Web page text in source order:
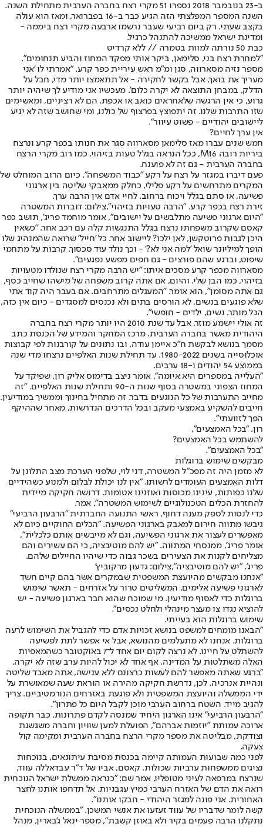
ב-23 בנובמבר 2018 נספרו 51 מקרי רצח בחברה הערבית מתחילת השנה.
השנה המספר המפלצתי הזה הגיע כבר ב-16 בפברואר, ומאז הוא עולה
בקצב שעתי. רק ביום רביעי שעבר נרשמו ארבעה מקרי רצח ביממה -
ומדינת ישראל ממשיכה להתנהל כרגיל.
כבת 50 נורתה למוות בטמרה // ללא קרדיט
"למחרת רצח בני, סלימאן, ביקר אותי מפקד המחוז והביע תנחומים",
מספר נזיה מסארווה, סגן ומ"מ ראש עיריית כפר קרע. "אמרתי לו 'אני
מעריך את בואך, אבל בקשר לחקירה - אל תתאמצו יותר מדי, חבל על
הדלק, במבחן התוצאה לא יקרה כלום'. מעכשיו אני מודיע לך שיהיה יותר
גרוע, כי אין הרגשה שלאחראים כואב או אכפת. הם לא רציניים, ומאשימים
שזו התרבות שלנו. זה יתפוצץ בפרצוף של כולנו, ומי שחושב שזה לא יגיע
ליישובים יהודיים - פשוט עיוור".
אין ערך לחיים?
חמש שנים עברו מאז סלימאן מסארווה סגר את חנותו בכפר קרע ונרצח
ביריות רובה M16, ככל הנראה בגלל טעות בזיהוי. כמו רוב מקרי הרצח
בחברה הערבית - גם זה לא פוענח.
פעם דיברו במגזר על רצח על רקע "כבוד המשפחה". כיום הרוב המוחלט של
המקרים מתרחשים על רקע פלילי, כחלק ממאבקי שליטה בין ארגוני
פשיעה, או סתם בגלל ויכוח ברחוב. לחיי אדם אין הרבה ערך.
זירת רצח בכפר קרע. "הרבה טעויות בזיהוי",צילום: דוברות המשטרה
"היום ארגוני פשיעה מתלבשים על יישובים", אומר מוחמד פריג', תושב כפר
קאסם שקרוב משפחתו נרצח בגלל התנגשות קלה עם רכב אחר. "כשאין
היכן לגבות פרוטקשן, לאן ילכו? ליישוב אחר. כל 'חייל' שרואה שהמנהיג שלו
הופך למיליונר שואל 'למה אני לא?' - וכך נולד עוד סכסוך. קרבות על מתחמי
שיפוט, וברגע שהם פורצים - גם חפים מפשע נפגעים".
מסארווה מכפר קרע מסכים איתו: "יש הרבה מקרי רצח שנולדו מטעויות
בזיהוי, כמו הבן שלי. והיום, אם אתה קרוב משפחה של מישהו שחייב כסף,
גם אתה מסומן", הוא אומר. "המעגלים מתרחבים. אם בעבר היה קוד אתי
שלא פוגעים בנשים, לא הורסים בתים ולא נכנסים למסגדים - כיום אין כזה,
הכל מותר. נשים, ילדים - חופשי".
זה אולי יישמע מוזר, אבל עד שנת 2010 היו יותר מקרי רצח בחברה
היהודית מאשר בחברה הערבית. מרכז המחקר והמידע של הכנסת כתב
מסמך בנושא לבקשת ח"כ איימן עודה, ובו נתונים על קורבנות לפי קבוצות
אוכלוסייה בשנים 1980-2022. עד תחילת שנות האלפיים נרצחו מדי שנה
בממוצע 54 יהודים ו-18 ערבים.
"העלייה במספרים היא איומה", אומר ניצב בדימוס אליק רון, שפיקד על
המחוז הצפוני במשטרה בסוף שנות ה-90 ותחילת שנות האלפיים. "זה
מחייב התערבות של כל הנוגעים בדבר. זה מתחיל בחינוך וממשיך במודיעין.
חייבים להשקיע באמצעי מעקב ובכל הדרכים הנדרשות, מאחר שההיקף
הפך לזוועתי".
רון. "בכל האמצעים",
להשתמש בכל האמצעים?
"בכל האמצעים".
מבקשים שימוש ברוגלות
לא מזמן היה זה מפכ"ל המשטרה, דני לוי, שלפני הערכת מצב התלונן על
דלות האמצעים העומדים לרשותו. "אין לנו יכולת לבלום ולמנוע כשהידיים
שלנו כפותות, עינינו מכוסות ואוזנינו אטומות. דרושה חקיקה מיידית
להחזרת הכלים הטכנולוגיים לשימוש המשטרה", אמר.
כדי לנסות לספק מענה דחוף, ראשי התנועה החברתית "הרבעון הרביעי"
גיבשו מתווה חירום למאבק בארגוני הפשיעה. "הכלים החוקיים כיום לא
מאפשרים לעצור את ארגוני הפשיעה, וגם לא מייבשים אותם כלכלית",
אומר פריג', ממנסחי המתווה. "יש להם מוטיבציה, כי הם עשירים והם
מצליחים לקנות את הצעירים בשכר גבוה כדי שיהיו החיילים שלהם.
פריג'. "יש להם מוטיבציה",צילום: גדעון מרקוביץ'
"אנחנו מבקשים מהיועצת המשפטית שבמקרים אשר בהם קיים חשד
לארגוני פשיעה אלימים, המשליטים טרור על אזרחים - תאשר שימוש
ברוגלות כדי לאסוף מודיעין. מי שמוכח שהוא חבר בארגון פשיעה - יש
להוציא נגדו צו מעצר מינהלי ולחלט נכסים".
שימוש ברוגלות הוא בעייתי.
"הבאנו מומחים למשפט בנושא זכויות אדם כדי להגביל את השימוש לרעה
ברוגלות. אנחנו לא מתעלמים מהנושא, אבל אי אפשר לתת לפשיעה
להשתלט על חיינו. לא נרצה לקום יום אחד ל־7 באוקטובר כשהמאפיות
האלה משתלטות על המדינה. אף אחד לא יכול להיות ערב שזה לא יקרה.
"ברגע שאתה מאפשר להם לעשות כרצונם ללא ענישה, אתה מאבד שליטה
ונהיית אנרכיה. לכן, נדרשת חקיקה מהירה או הוראת שעה שמאושרת על
ידי הממשלה והיועצת המשפטית ולא פוגעת באזרחים הנורמטיביים. צריך
להגיב מייד. השטח ברחוב הערבי מוכן לקבל היום כל פתרון".
"הרבעון הרביעי" אינו הארגון היחיד שמנסה לקדם פתרונות. כבר תקופה
ארוכה עמותת "יוזמות אברהם", הפועלת למען שוויון וחברה משגשגת
וצודקת, מבליטה את מספר מקרי הרצח בחברה הערבית ומקימה קול
צעקה.
לפני כמה שבועות העמותה קיימה בכנסת מסיבת עיתונאים, בנוכחות
נציגים ממשפחות ערביות שכולות. קאסם, אביו של ד"ר עבדאללה עווד,
שנרצח במרפאה לעיני מטופליו, אמר שם: "כנראה ממשלת ישראל הנוכחית
רואה את הדם של האזרח הערבי כמיץ עגבניות. אל תדחפו אותנו לחצר
האחורית. אני פונה למגזר היהודי - חבקו אותנו".
קשה לומר שדבריו של עווד זעזעו את אנשי המשכן. "בממשלה הנוכחית
נתקלנו הרבה פעמים בקיר ולא באוזן קשבת", מספר ינאל ג'בארין, מנהל